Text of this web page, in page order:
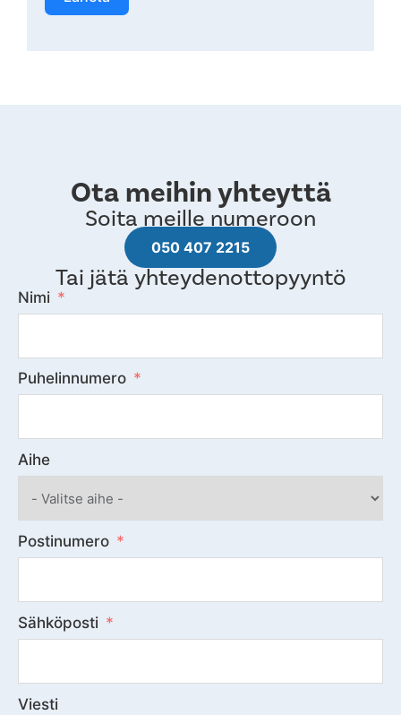
Ota meihin yhteyttä
Soita meille numeroon
050 407 2215
Tai jätä yhteydenottopyyntö
Nimi
Puhelinnumero
Aihe
Postinumero
Sähköposti
Viesti